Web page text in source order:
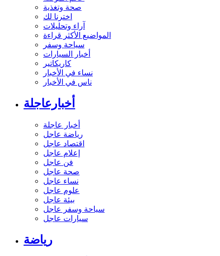
صحة وتغذية
اخترنا لك
آراء وتحليلات
المواضيع الأكثر قراءة
سياحة وسفر
أخبار السيارات
كاريكاتير
نساء في الأخبار
ناس في الأخبار
أخبارعاجلة
أخبار عاجلة
رياضة عاجل
اقتصاد عاجل
إعلام عاجل
فن عاجل
صحة عاجل
نساء عاجل
علوم عاجل
بيئة عاجل
سياحة وسفر عاجل
سيارات عاجل
رياضة